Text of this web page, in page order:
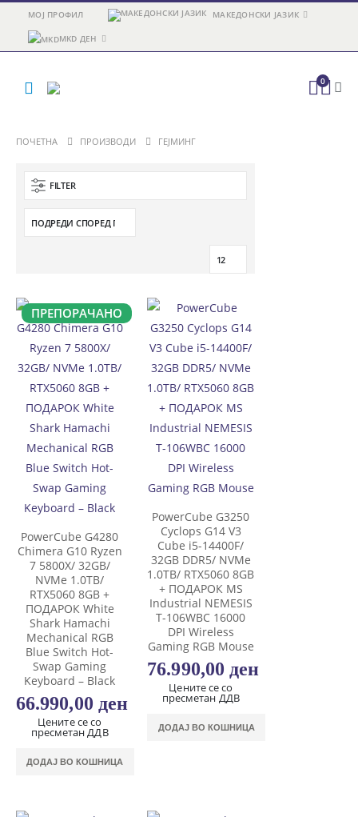
МОЈ ПРОФИЛ МАКЕДОНСКИ ЈАЗИК
MKD ДЕН
0
ПОЧЕТНА ПРОИЗВОДИ ГЕЈМИНГ
FILTER
ПРЕПОРАЧАНО
PowerCube G4280
Chimera G10 Ryzen
7 5800X/ 32GB/
NVMe 1.0TB/
RTX5060 8GB +
ПОДАРОК White
Shark Hamachi
Mechanical RGB
Blue Switch Hot-
Swap Gaming
Keyboard – Black
66.990,00 ден
Цените се со
пресметан ДДВ
ДОДАЈ ВО КОШНИЦА
PowerCube G3250
Cyclops G14 V3
Cube i5-14400F/
32GB DDR5/ NVMe
1.0TB/ RTX5060 8GB
+ ПОДАРОК MS
Industrial NEMESIS
T-106WBC 16000
DPI Wireless
Gaming RGB Mouse
76.990,00 ден
Цените се со
пресметан ДДВ
ДОДАЈ ВО КОШНИЦА